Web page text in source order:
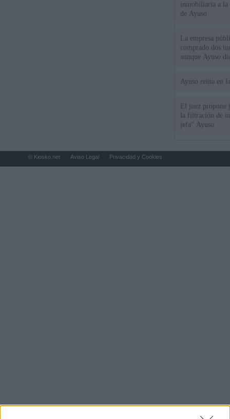
inmobiliaria a la
de Ayuso
La empresa
comprado dos
aunque Ayuso
Ayuso reina en
El juez propone
la filtración de
jefa" Ayuso
© Kiosko.net Aviso Legal Privacidad y Cookies